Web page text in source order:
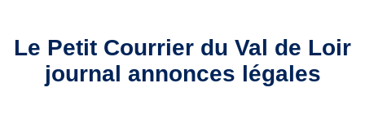
Le Petit Courrier du Val de Loir
journal annonces légales